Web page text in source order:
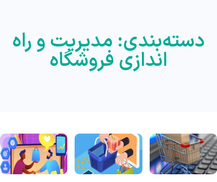
دسته‌بندی: مدیریت و راه
اندازی فروشگاه